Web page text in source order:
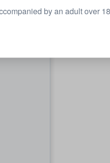
by an adult over